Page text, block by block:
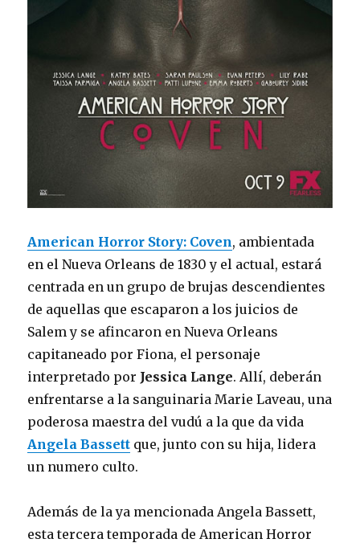
American Horror Story: Coven, ambientada
en el Nueva Orleans de 1830 y el actual, estará
centrada en un grupo de brujas descendientes
de aquellas que escaparon a los juicios de
Salem y se afincaron en Nueva Orleans
capitaneado por Fiona, el personaje
interpretado por Jessica Lange. Allí, deberán
enfrentarse a la sanguinaria Marie Laveau, una
poderosa maestra del vudú a la que da vida
Angela Bassett que, junto con su hija, lidera
un numero culto.
Además de la ya mencionada Angela Bassett,
esta tercera temporada de American Horror